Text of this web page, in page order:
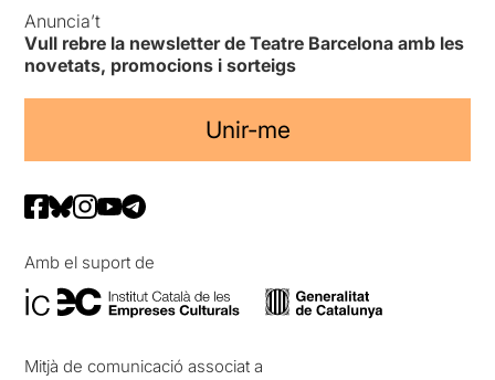
Anuncia’t
Vull rebre la newsletter de Teatre Barcelona amb les
novetats, promocions i sorteigs
Unir-me
Amb el suport de
Mitjà de comunicació associat a